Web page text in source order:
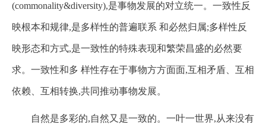
(commonality&diversity),是事物发展的对立统一。一致性反
映根本和规律,是多样性的普遍联系 和必然归属;多样性反
映形态和方式,是一致性的特殊表现和繁荣昌盛的必然要
求。一致性和多 样性存在于事物方方面面,互相矛盾、互相
依赖、互相转换,共同推动事物发展。
自然是多彩的,自然又是一致的。一叶一世界,从来没有